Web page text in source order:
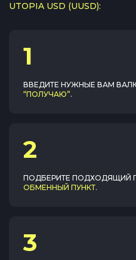
UTOPIA USD (UUSD):
1
ВВЕДИТЕ НУЖНЫЕ ВАМ
“ПОЛУЧАЮ”.
2
ПОДБЕРИТЕ ПОДХОДЯЩИЙ
ОБМЕННЫЙ ПУНКТ.
3